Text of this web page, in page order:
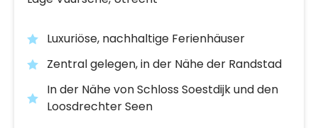
Luxuriöse, nachhaltige Ferienhäuser
Zentral gelegen, in der Nähe der Randstad
In der Nähe von Schloss Soestdijk und den
Loosdrechter Seen